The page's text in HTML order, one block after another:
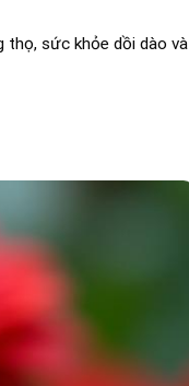
sức khỏe dồi dào và